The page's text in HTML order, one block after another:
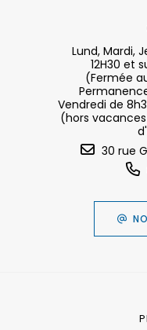
Lund, Mardi,
12H30 et
(Fermée
Vendredi de
(hors
30 rue